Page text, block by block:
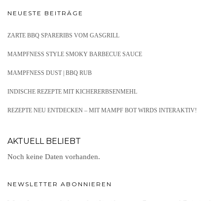
NEUESTE BEITRÄGE
ZARTE BBQ SPARERIBS VOM GASGRILL
MAMPFNESS STYLE SMOKY BARBECUE SAUCE
MAMPFNESS DUST | BBQ RUB
INDISCHE REZEPTE MIT KICHERERBSENMEHL
REZEPTE NEU ENTDECKEN – MIT MAMPF BOT WIRDS INTERAKTIV!
AKTUELL BELIEBT
Noch keine Daten vorhanden.
NEWSLETTER ABONNIEREN